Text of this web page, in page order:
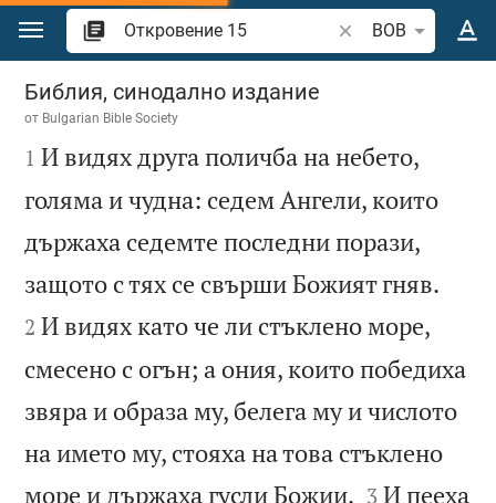
Преминете към съдържанието
Търсете стих или
BOB
Откровение 15
Библия, синодално издание
от Bulgarian Bible Society

1 И видях друга поличба на небето,
голяма и чудна: седем Ангели, които
държаха седемте последни порази,
защото с тях се свърши Божият гняв.
2 И видях като че ли стъклено море,
смесено с огън; а ония, които победиха
звяра и образа му, белега му и числото
на името му, стояха на това стъклено
море и държаха гусли Божии. 

3 И пееха